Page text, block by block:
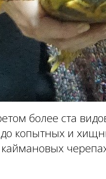
более ста
копытных и